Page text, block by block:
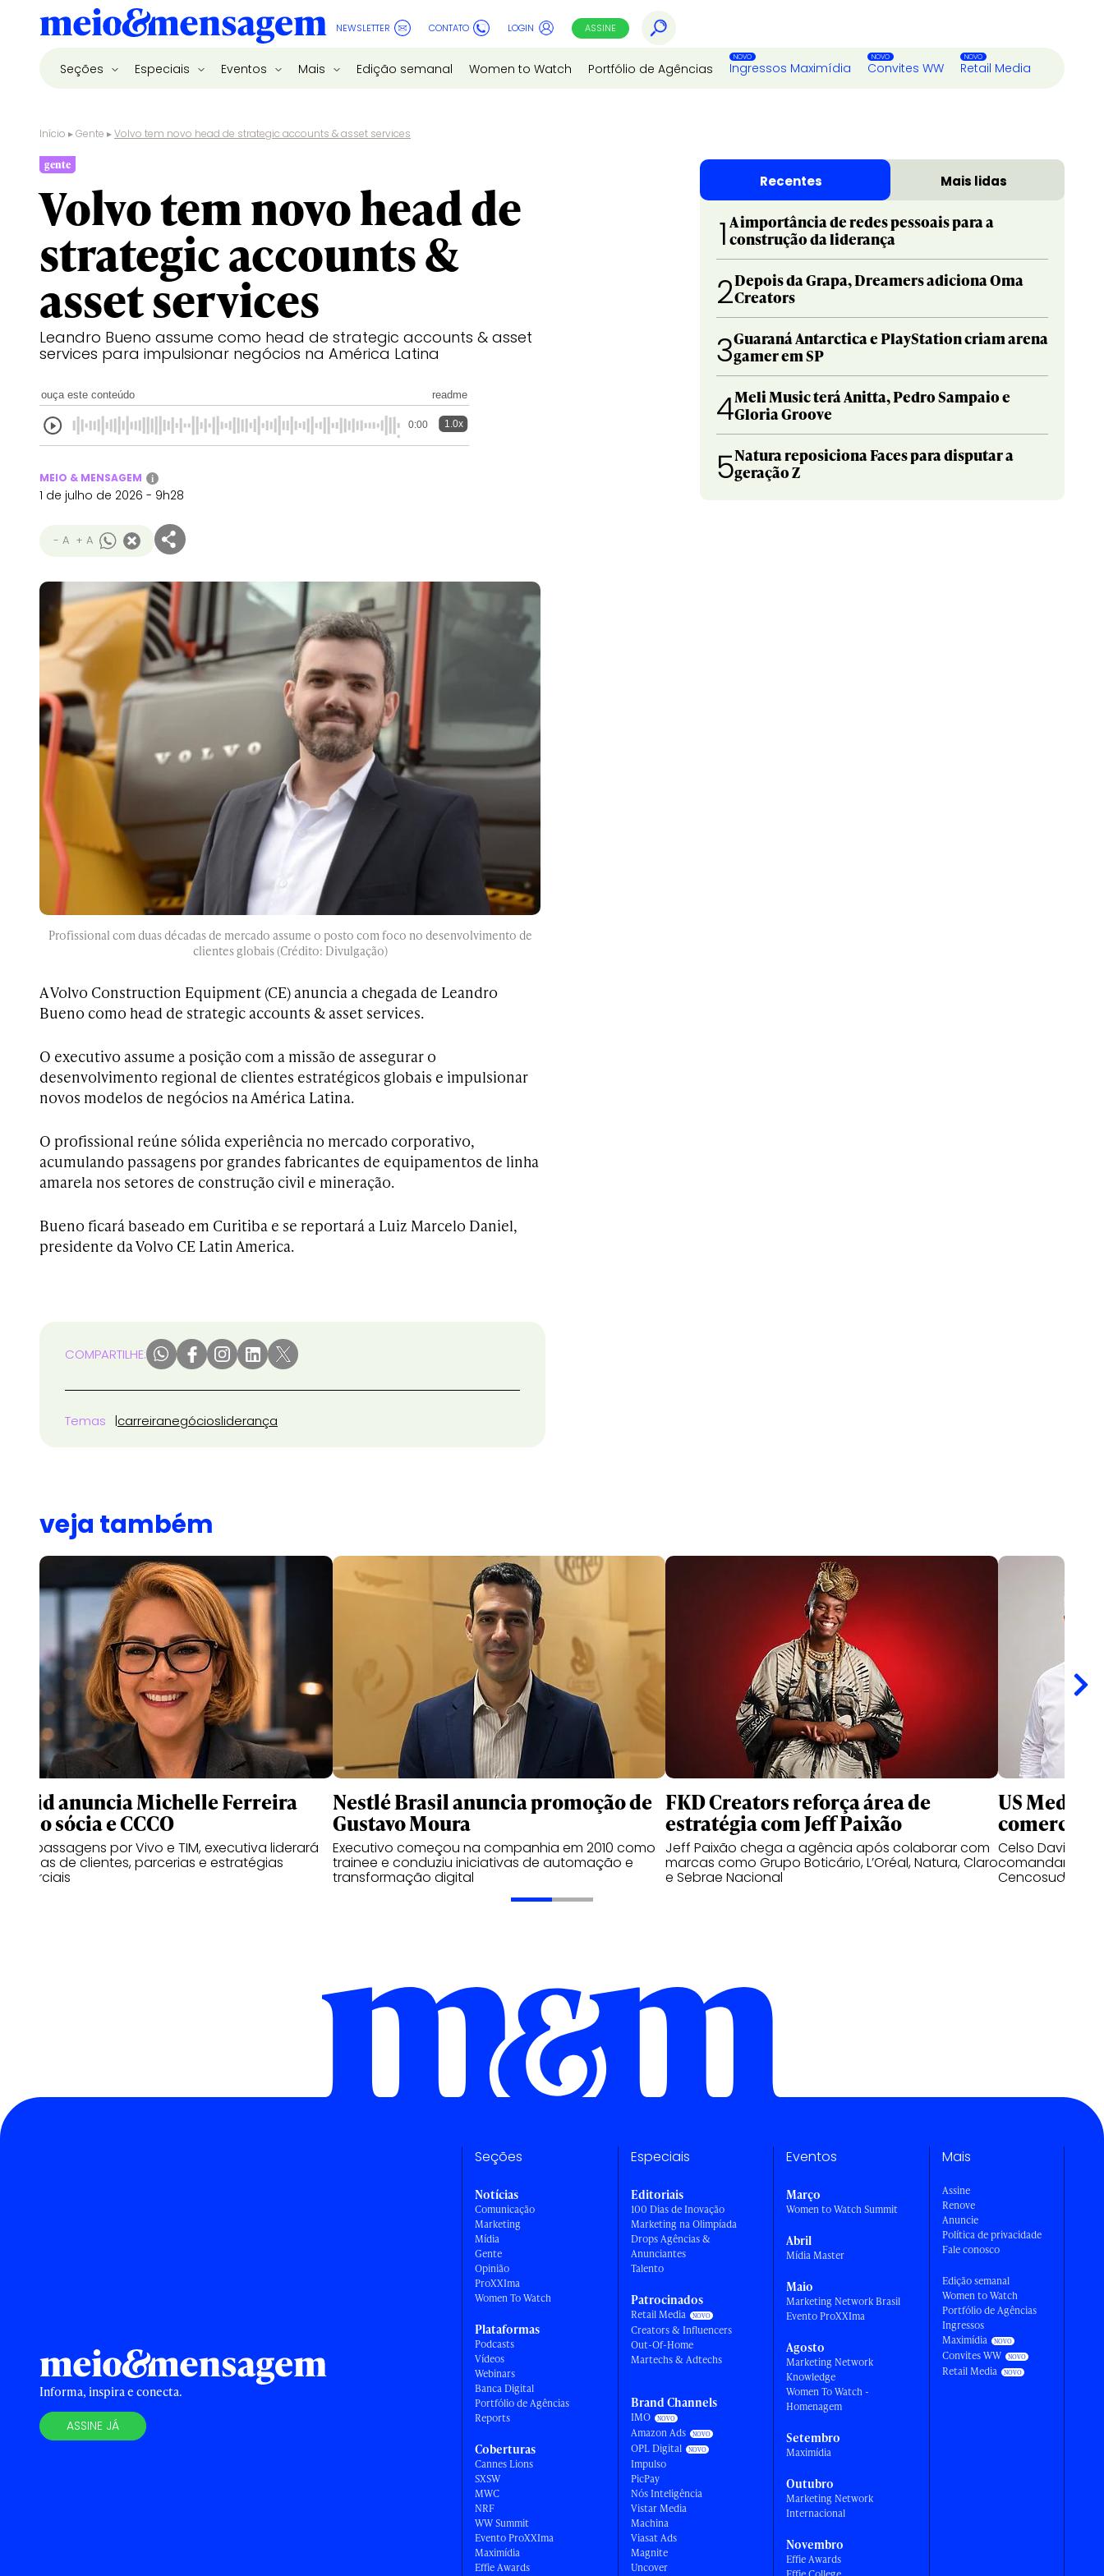
NEWSLETTER CONTATO LOGIN ASSINE
Seções Especiais Eventos Mais Edição semanal Women to Watch Portfólio de Agências Ingressos Maximídia Convites WW Retail Media
Início ▸Gente ▸Volvo tem novo head de strategic accounts & asset services
gente
Volvo tem novo head de
strategic accounts &
asset services
Leandro Bueno assume como head de strategic accounts & asset
services para impulsionar negócios na América Latina
ouça este conteúdo readme
0:00 1.0x
MEIO & MENSAGEM i
1 de julho de 2026 - 9h28
- A + A
Profissional com duas décadas de mercado assume o posto com foco no desenvolvimento de
clientes globais (Crédito: Divulgação)
A Volvo Construction Equipment (CE) anuncia a chegada de Leandro
Bueno como head de strategic accounts & asset services.
O executivo assume a posição com a missão de assegurar o
desenvolvimento regional de clientes estratégicos globais e impulsionar
novos modelos de negócios na América Latina.
O profissional reúne sólida experiência no mercado corporativo,
acumulando passagens por grandes fabricantes de equipamentos de linha
amarela nos setores de construção civil e mineração.
Bueno ficará baseado em Curitiba e se reportará a Luiz Marcelo Daniel,
presidente da Volvo CE Latin America.
COMPARTILHE:
Temas carreiranegóciosliderança
Recentes Mais lidas
1 A importância de redes pessoais para a
construção da liderança
2Depois da Grapa, Dreamers adiciona Oma
Creators
3Guaraná Antarctica e PlayStation criam arena
gamer em SP
4Meli Music terá Anitta, Pedro Sampaio e
Gloria Groove
5Natura reposiciona Faces para disputar a
geração Z
veja também
Druid anuncia Michelle Ferreira
como sócia e CCCO
Com passagens por Vivo e TIM, executiva liderará
as áreas de clientes, parcerias e estratégias
comerciais
Nestlé Brasil anuncia promoção de
Gustavo Moura
Executivo começou na companhia em 2010 como
trainee e conduziu iniciativas de automação e
transformação digital
FKD Creators reforça área de
estratégia com Jeff Paixão
Jeff Paixão chega a agência após colaborar com
marcas como Grupo Boticário, L’Oréal, Natura, Claro
e Sebrae Nacional
US Media
comercial
Celso David e
comandar as
Cencosud no
Informa, inspira e conecta.
ASSINE JÁ
Seções
Notícias
Comunicação
Marketing
Mídia
Gente
Opinião
ProXXIma
Women To Watch
Plataformas
Podcasts
Vídeos
Webinars
Banca Digital
Portfólio de Agências
Reports
Coberturas
Cannes Lions
SXSW
MWC
NRF
WW Summit
Evento ProXXIma
Maximídia
Effie Awards
Especiais
Editoriais
100 Dias de Inovação
Marketing na Olimpíada
Drops Agências &
Anunciantes
Talento
Patrocinados
Retail Media
Creators & Influencers
Out-Of-Home
Martechs & Adtechs
Brand Channels
IMO
Amazon Ads
OPL Digital
Impulso
PicPay
Nós Inteligência
Vistar Media
Machina
Viasat Ads
Magnite
Uncover
Eventos
Março
Women to Watch Summit
Abril
Mídia Master
Maio
Marketing Network Brasil
Evento ProXXIma
Agosto
Marketing Network
Knowledge
Women To Watch -
Homenagem
Setembro
Maximídia
Outubro
Marketing Network
Internacional
Novembro
Effie Awards
Mais
Assine
Renove
Anuncie
Política de privacidade
Fale conosco
Edição semanal
Women to Watch
Portfólio de Agências
Ingressos
Maximídia
Convites WW
Retail Media